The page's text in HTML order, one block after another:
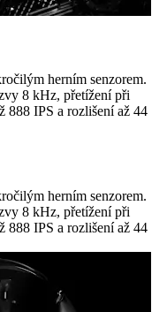
herním senzorem.
8 kHz, přetížení při
888 IPS a rozlišení až 44
herním senzorem.
8 kHz, přetížení při
888 IPS a rozlišení až 44